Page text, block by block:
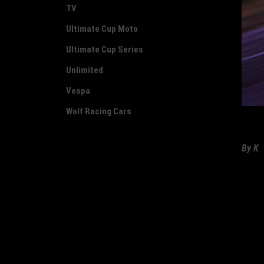
By K
TV
Ultimate Cup Moto
Ultimate Cup Series
Unlimited
Vespa
Wolf Racing Cars